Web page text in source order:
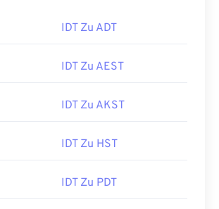
IDT Zu ADT
IDT Zu AEST
IDT Zu AKST
IDT Zu HST
IDT Zu PDT